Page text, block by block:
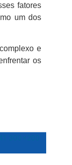
fatores
um dos
e
os